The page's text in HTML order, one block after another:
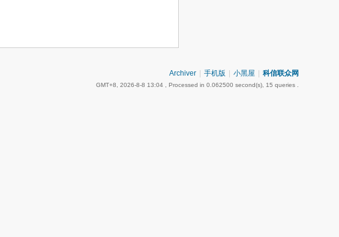
Archiver 手机版 小黑屋 科信联众网
GMT+8, 2026-8-8 13:04 , Processed in 0.062500 second(s), 15 queries .